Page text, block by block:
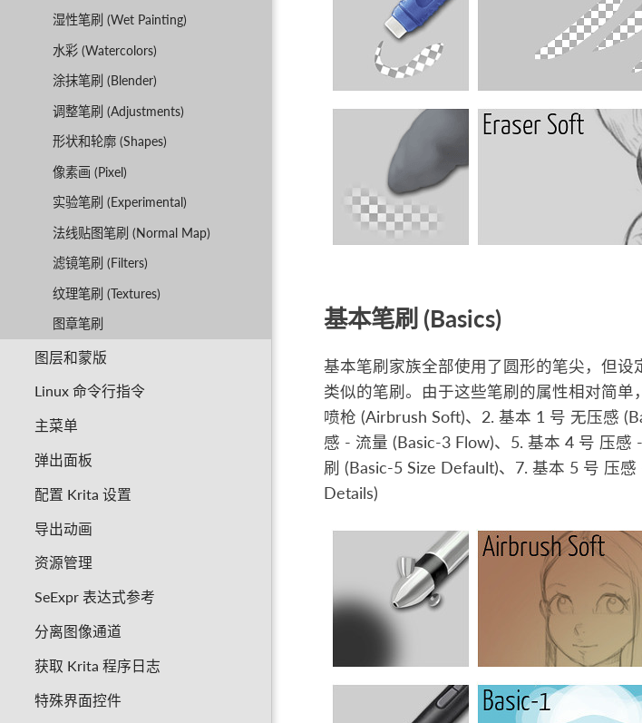
湿性笔刷 (Wet Painting)
水彩 (Watercolors)
涂抹笔刷 (Blender)
调整笔刷 (Adjustments)
形状和轮廓 (Shapes)
像素画 (Pixel)
实验笔刷 (Experimental)
法线贴图笔刷 (Normal Map)
滤镜笔刷 (Filters)
纹理笔刷 (Textures)
图章笔刷
图层和蒙版
Linux 命令行指令
主菜单
弹出面板
配置 Krita 设置
导出动画
资源管理
SeExpr 表达式参考
分离图像通道
获取 Krita 程序日志
特殊界面控件
基本笔刷 (Basics)
基本笔刷家族全部使用了圆形的笔尖，但
类似的笔刷。由于这些笔刷的属性相对简
喷枪 (Airbrush Soft)、2. 基本 1 号 无压感
感 - 流量 (Basic-3 Flow)、5. 基本 4 号 压
刷 (Basic-5 Size Default)、7. 基本 5 号 压
Details)